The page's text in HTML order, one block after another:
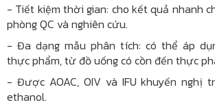
- Tiết kiệm thời gian: cho kết quả nhanh
phòng QC và nghiên cứu.
- Đa dạng mẫu phân tích: có thể áp
thực phẩm, từ đồ uống có cồn đến thực
- Được AOAC, OIV và IFU khuyến nghị
ethanol.